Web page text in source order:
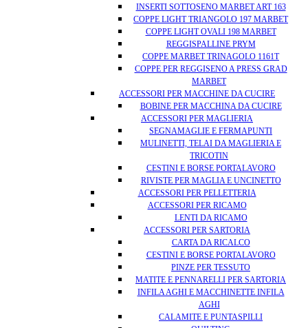
INSERTI SOTTOSENO MARBET ART 163
COPPE LIGHT TRIANGOLO 197 MARBET
COPPE LIGHT OVALI 198 MARBET
REGGISPALLINE PRYM
COPPE MARBET TRINAGOLO 1161T
COPPE PER REGGISENO A PRESS GRAD
MARBET
ACCESSORI PER MACCHINE DA CUCIRE
BOBINE PER MACCHINA DA CUCIRE
ACCESSORI PER MAGLIERIA
SEGNAMAGLIE E FERMAPUNTI
MULINETTI, TELAI DA MAGLIERIA E
TRICOTIN
CESTINI E BORSE PORTALAVORO
RIVISTE PER MAGLIA E UNCINETTO
ACCESSORI PER PELLETTERIA
ACCESSORI PER RICAMO
LENTI DA RICAMO
ACCESSORI PER SARTORIA
CARTA DA RICALCO
CESTINI E BORSE PORTALAVORO
PINZE PER TESSUTO
MATITE E PENNARELLI PER SARTORIA
INFILA AGHI E MACCHINETTE INFILA
AGHI
CALAMITE E PUNTASPILLI